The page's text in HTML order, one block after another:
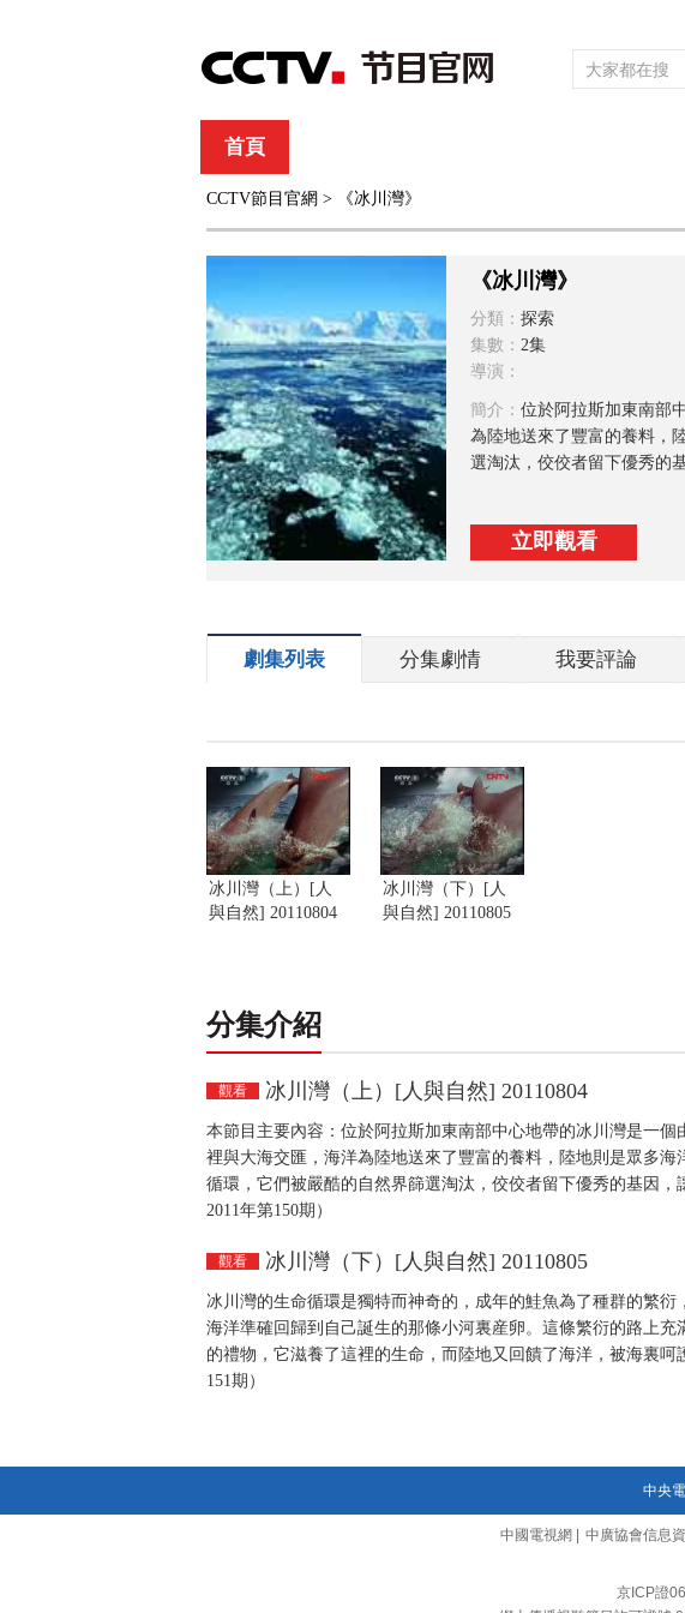
首頁
綜合 新聞 財經 綜藝
CCTV節目官網 > 《冰川灣》
《冰川灣》
分類： 探索
集數： 2集
導演：
簡介： 位於阿拉斯加東南部
為陸地送來了豐富的養料，
選淘汰，佼佼者留下優秀的
立即觀看
劇集列表 分集劇情 我要評論
冰川灣（上）[人
與自然] 20110804
冰川灣（下）[人
與自然] 20110805
分集介紹
觀看 冰川灣（上）[人與自然] 20110804
本節目主要內容：位於阿拉斯加東南部中心地帶的冰川灣是一
裡與大海交匯，海洋為陸地送來了豐富的養料，陸地則是眾多
循環，它們被嚴酷的自然界篩選淘汰，佼佼者留下優秀的基因
2011年第150期）
觀看 冰川灣（下）[人與自然] 20110805
冰川灣的生命循環是獨特而神奇的，成年的鮭魚為了種群的繁
海洋準確回歸到自己誕生的那條小河裏産卵。這條繁衍的路上
的禮物，它滋養了這裡的生命，而陸地又回饋了海洋，被海裏
151期）
中央
中國電視網 中廣協會信息
京ICP證